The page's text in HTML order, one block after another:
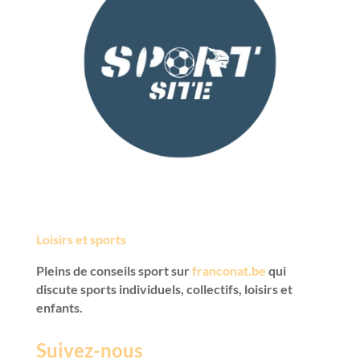
Loisirs et sports
Pleins de conseils sport surfranconat.be qui
discute sports individuels, collectifs, loisirs et
enfants.
Suivez-nous